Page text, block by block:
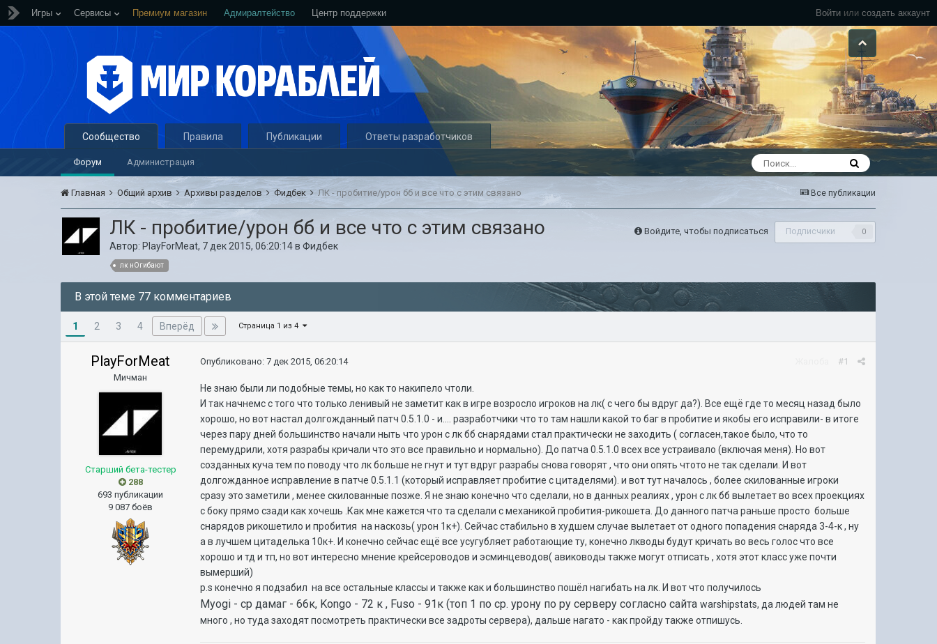
Войти или создать аккаунт
Игры Сервисы Премиум магазин Адмиралтейство Центр поддержки
Сообщество
Форум Администрация
Правила Публикации Ответы разработчиков
Все публикации
Главная Общий архив Архивы разделов Фидбек ЛК - пробитие/урон бб и все что с этим связано
Войдите, чтобы подписаться Подписчики 0
ЛК - пробитие/урон бб и все что с этим связано
Автор: PlayForMeat, 7 дек 2015, 06:20:14вФидбек
лк нОгибают
В этой теме 77 комментариев
1 2 3 4 Вперёд Страница 1 из 4
PlayForMeat
Мичман
Старший бета-тестер
288
693 публикации
9 087 боёв
#1
Опубликовано:7 дек 2015, 06:20:14
Не знаю были ли подобные темы, но как то накипело чтоли.
И так начнемс с того что только ленивый не заметит как в игре возросло игроков на лк( с чего бы вдруг да?). Все ещё где то месяц назад было
хорошо, но вот настал долгожданный патч 0.5.1.0 - и.... разработчики что то там нашли какой то баг в пробитие и якобы его исправили- в итоге
через пару дней большинство начали ныть что урон с лк бб снарядами стал практически не заходить ( согласен,такое было, что то
перемудрили, хотя разрабы кричали что это все правильно и нормально). До патча 0.5.1.0 всех все устраивало (включая меня). Но вот
созданных куча тем по поводу что лк больше не гнут и тут вдруг разрабы снова говорят , что они опять чтото не так сделали. И вот
долгожданное исправление в патче 0.5.1.1 (который исправляет пробитие с цитаделями). и вот тут началось , более скилованные игроки
сразу это заметили , менее скилованные позже. Я не знаю конечно что сделали, но в данных реалиях , урон с лк бб вылетает во всех проекциях
с боку прямо сзади как хочешь .Как мне кажется что та сделали с механикой пробития-рикошета. До данного патча раньше просто больше
снарядов рикошетило и пробития нанаскозь( урон 1к+). Сейчас стабильно в худшем случае вылетает от одного попадения снаряда 3-4-к , ну
а в лучшем цитаделька 10к+. И конечно сейчас ещё все усугубляет работающие ту, конечно лкводы будут кричать во весь голос что все
хорошо и тд и тп, но вот интересно мнение крейсероводов и эсминцеводов( авиководы также могут отписать , хотя этот класс уже почти
вымерший)
p.s конечно я подзабил на все остальные классы и также как и большинство пошёл нагибать на лк. И вот что получилось
Myogi - ср дамаг - 66к, Kongo - 72 к , Fuso - 91к (топ 1 по ср. урону по ру серверу согласно сайтаwarshipstats, да людей там не
много , но туда заходят посмотреть практически все задроты сервера), дальше нагато - как пройду также отпишусь.